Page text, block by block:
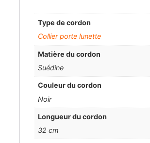
Type de cordon
Collier porte lunette
Matière du cordon
Suédine
Couleur du cordon
Noir
Longueur du cordon
32 cm